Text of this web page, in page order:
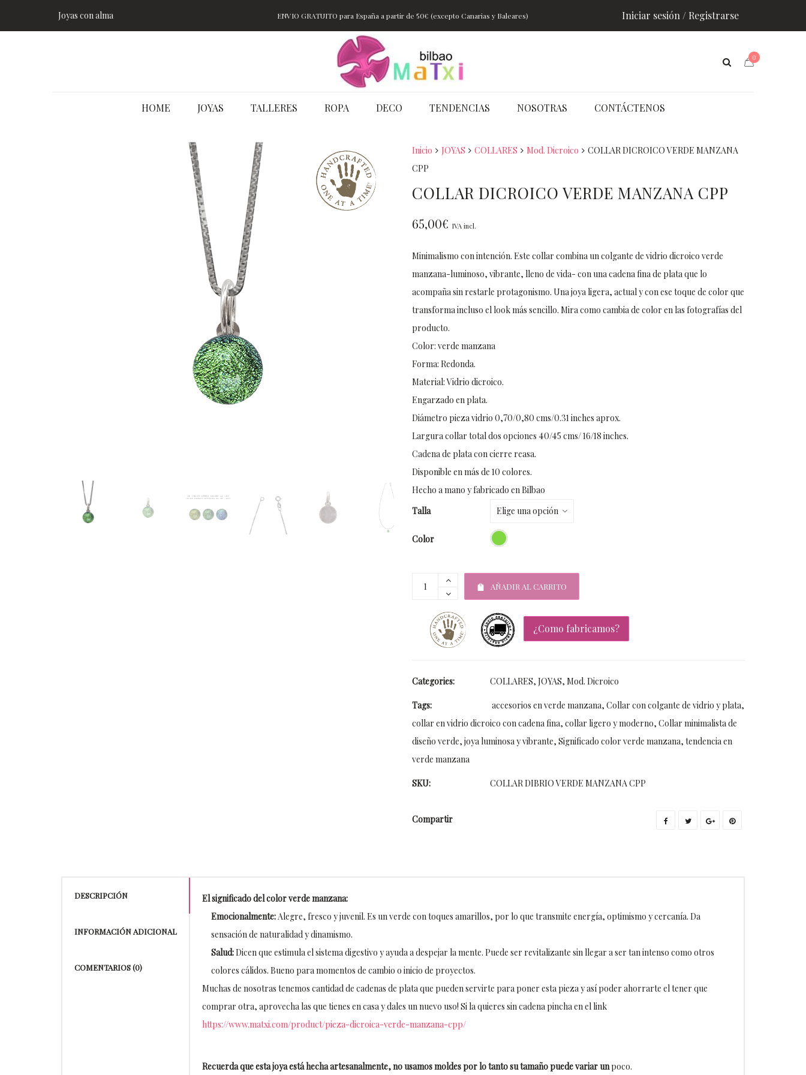
Joyas con alma ENVIO GRATUITO para España a partir de 50€ (excepto Canarias y Baleares) Iniciar sesión / Registrarse
0
HOME JOYAS TALLERES ROPA DECO TENDENCIAS NOSOTRAS CONTÁCTENOS
Inicio JOYAS COLLARES Mod. Dicroico
COLLAR DICROICO VERDE MANZANA
CPP
COLLAR DICROICO VERDE MANZANA CPP
65,00€ IVA incl.
Minimalismo con intención. Este collar combina un colgante de vidrio dicroico verde
manzana-luminoso, vibrante, lleno de vida- con una cadena fina de plata que lo
acompaña sin restarle protagonismo. Una joya ligera, actual y con ese toque de color que
transforma incluso el look más sencillo. Mira como cambia de color en las fotografías del
producto.
Color: verde manzana
Forma: Redonda.
Material: Vidrio dicroico.
Engarzado en plata.
Diámetro pieza vidrio 0,70/0,80 cms/0.31 inches aprox.
Largura collar total dos opciones 40/45 cms/ 16/18 inches.
Cadena de plata con cierre reasa.
Disponible en más de 10 colores.
Hecho a mano y fabricado en Bilbao
Talla
Color
AÑADIR AL CARRITO
¿Como fabricamos?
Categories: COLLARES, JOYAS, Mod. Dicroico
Tags: accesorios en verde manzana, Collar con colgante de vidrio y plata,
collar en vidrio dicroico con cadena fina, collar ligero y moderno, Collar minimalista de
diseño verde, joya luminosa y vibrante, Significado color verde manzana, tendencia en
verde manzana
SKU: COLLAR DIBRIO VERDE MANZANA CPP
Compartir
DESCRIPCIÓN
INFORMACIÓN ADICIONAL
COMENTARIOS (0)
El significado del color verde manzana:
Emocionalmente:Alegre, fresco y juvenil. Es un verde con toques amarillos, por lo que transmite energía, optimismo y cercanía. Da
sensación de naturalidad y dinamismo.
Salud:Dicen que estimula el sistema digestivo y ayuda a despejar la mente. Puede ser revitalizante sin llegar a ser tan intenso como otros
colores cálidos. Bueno para momentos de cambio o inicio de proyectos.
Muchas de nosotras tenemos cantidad de cadenas de plata que pueden servirte para poner esta pieza y así poder ahorrarte el tener que
comprar otra, aprovecha las que tienes en casa y dales un nuevo uso! Si la quieres sin cadena pincha en el link
https://www.matxi.com/product/pieza-dicroica-verde-manzana-cpp/
Recuerda que esta joya está hecha artesanalmente, no usamos moldes por lo tanto su tamaño puede variar unpoco.